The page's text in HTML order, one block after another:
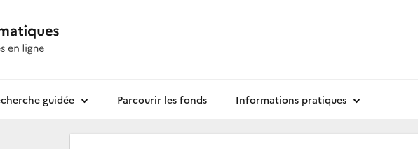
guidée Parcourir les fonds Informations pratiques